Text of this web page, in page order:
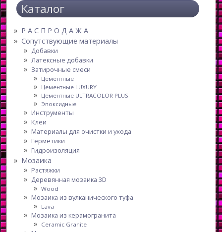
Каталог
Р А С П Р О Д А Ж А
Сопутствующие материалы
Добавки
Латексные добавки
Затирочные смеси
Цементные
Цементные LUXURY
Цементные ULTRACOLOR PLUS
Эпоксидные
Инструменты
Клеи
Материалы для очистки и ухода
Герметики
Гидроизоляция
Мозаика
Растяжки
Деревянная мозаика 3D
Wood
Мозаика из вулканического туфа
Lava
Мозаика из керамогранита
Ceramic Granite